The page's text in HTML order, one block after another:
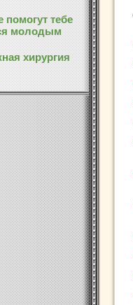
тебе
молодым
хирургия